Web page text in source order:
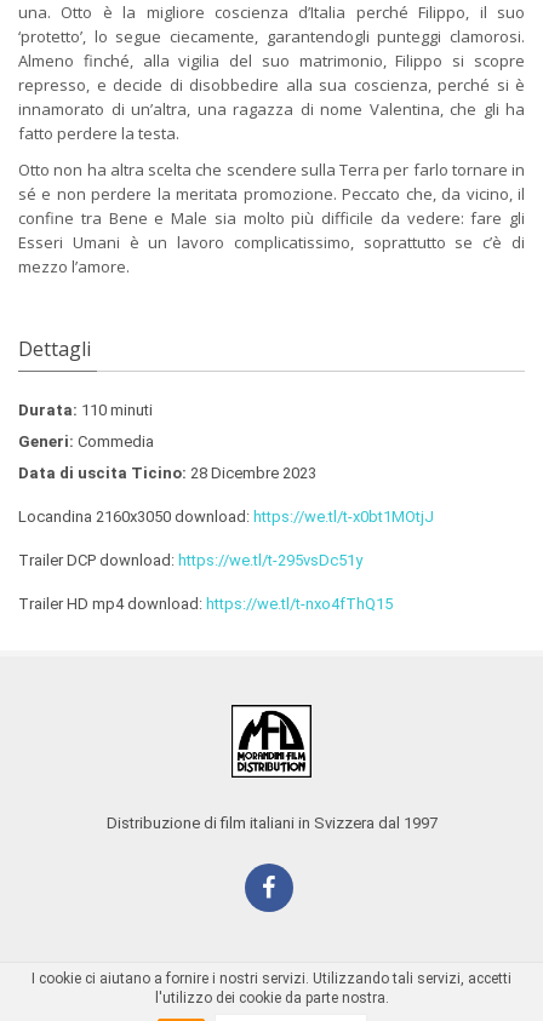
una. Otto è la migliore coscienza d’Italia perché Filippo, il suo
‘protetto’, lo segue ciecamente, garantendogli punteggi clamorosi.
Almeno finché, alla vigilia del suo matrimonio, Filippo si scopre
represso, e decide di disobbedire alla sua coscienza, perché si è
innamorato di un’altra, una ragazza di nome Valentina, che gli ha
fatto perdere la testa.
Otto non ha altra scelta che scendere sulla Terra per farlo tornare in
sé e non perdere la meritata promozione. Peccato che, da vicino, il
confine tra Bene e Male sia molto più difficile da vedere: fare gli
Esseri Umani è un lavoro complicatissimo, soprattutto se c’è di
mezzo l’amore.
Dettagli
Durata: 110 minuti
Generi: Commedia
Data di uscita Ticino: 28 Dicembre 2023
Locandina 2160x3050 download: https://we.tl/t-x0bt1MOtjJ
Trailer DCP download: https://we.tl/t-295vsDc51y
Trailer HD mp4 download: https://we.tl/t-nxo4fThQ15
Distribuzione di film italiani in Svizzera dal 1997
I cookie ci aiutano a fornire i nostri servizi. Utilizzando tali servizi, accetti
l'utilizzo dei cookie da parte nostra.